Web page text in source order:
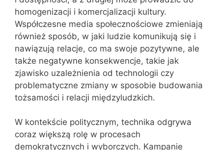
homogenizacji i komercjalizacji kultury.
Współczesne media społecznościowe zmieniają
również sposób, w jaki ludzie komunikują się i
nawiązują relacje, co ma swoje pozytywne, ale
także negatywne konsekwencje, takie jak
zjawisko uzależnienia od technologii czy
problematyczne zmiany w sposobie budowania
tożsamości i relacji międzyludzkich.
W kontekście politycznym, technika odgrywa
coraz większą rolę w procesach
demokratycznych i wyborczych. Kampanie